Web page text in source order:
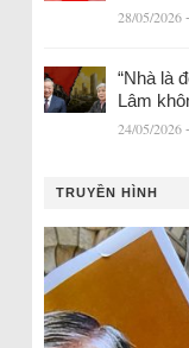
28/05/2026
“Nhà là
Lâm
24/05/2026
TRUYỀN HÌNH